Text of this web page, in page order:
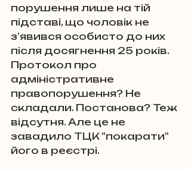
порушення лише на тій
підставі, що чоловік не
з’явився особисто до них
після досягнення 25 років.
Протокол про
адміністративне
правопорушення? Не
складали. Постанова? Теж
відсутня. Але це не
завадило ТЦК "покарати"
його в реєстрі.